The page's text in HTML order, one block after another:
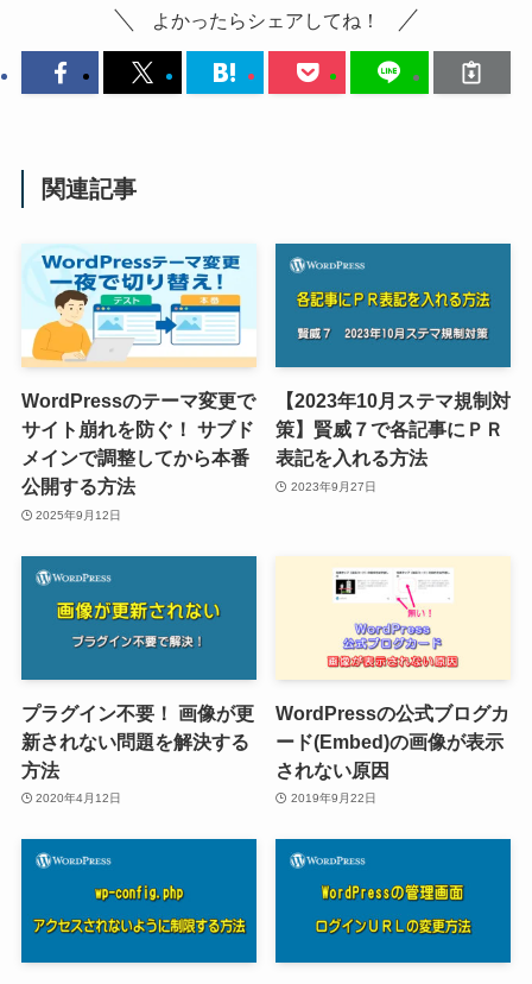
よかったらシェアしてね！
関連記事
WordPressのテーマ変更で
サイト崩れを防ぐ！ サブド
メインで調整してから本番
公開する方法
2025年9月12日
【2023年10月ステマ規制対
策】賢威７で各記事にＰＲ
表記を入れる方法
2023年9月27日
プラグイン不要！ 画像が更
新されない問題を解決する
方法
2020年4月12日
WordPressの公式ブログカ
ード(Embed)の画像が表示
されない原因
2019年9月22日